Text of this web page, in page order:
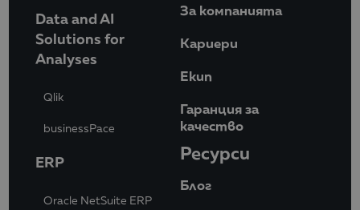
Data and AI
Solutions for
Analyses
Qlik
businessPace
ERP
Oracle NetSuite ERP
За компанията
Кариери
Eкип
Гаранция за
качество
Ресурси
Блог